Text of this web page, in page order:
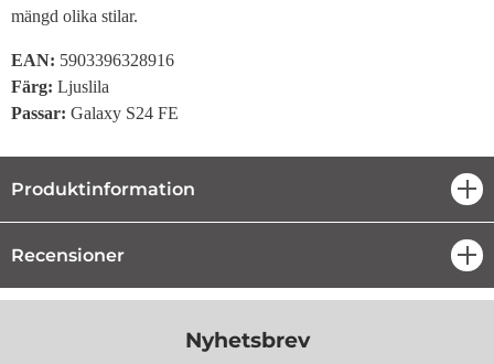
mängd olika stilar.
EAN: 5903396328916
Färg: Ljuslila
Passar: Galaxy S24 FE
Produktinformation
Recensioner
Nyhetsbrev